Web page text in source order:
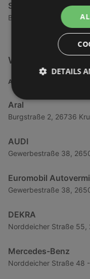
Shell
Banter Weg 121, 26389
Weitere Auto &
ADRESSE
Aral
Burgstraße 2, 26736
AUDI
Gewerbestraße 38,
Euromobil
Gewerbestraße 38,
DEKRA
Norddeicher Straße 55,
Mercedes-Benz
Norddeicher Straße 48
DETAILS